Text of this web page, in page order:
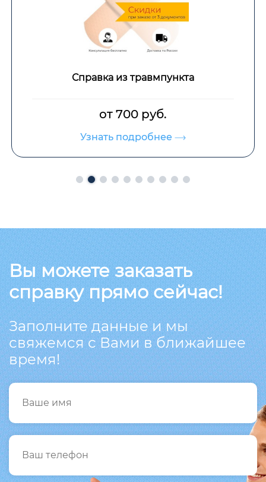
из травмпункта
Узнать подробнее
Вы можете заказать
справку прямо сейчас!
Заполните данные и мы
свяжемся с Вами в ближайшее
время!